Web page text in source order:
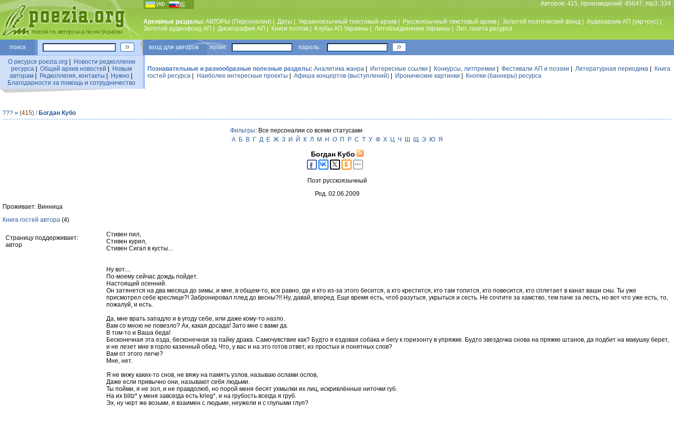
укр рус Авторов: 415, произведений: 45647, mp3: 334
Архивные разделы: АВТОРЫ (Персоналии) Даты Украиноязычный текстовый архив Русскоязычный текстовый архив Золотой поэтический фонд Аудиоархив АП (укр+рус)
Золотой аудиофонд АП
Дискография АП Книги поэтов Клубы АП Украины Литобъединения Украины Лит. газета ресурса
поиск вход для авторов логин: пароль:
О ресурсе poezia.org
Новости редколлегии
ресурса
Общий архив новостей
Новым
авторам| Редколлегия, контакты Нужно|
Благодарности за помощь и сотрудничество
Познавательные и разнообразные полезные разделы: Аналитика жанра Интересные ссылки Конкурсы, литпремии Фестивали АП и поэзии Литературная периодика
Книга
гостей ресурса
Наиболее интересные проекты Афиша концертов (выступлений) Иронические картинки Кнопки (баннеры) ресурса
??? » (415) / Богдан Кубо
Фильтры: Все персоналии со всеми статусами
А
Б В Г Д Е Ж З И Й К Л М Н О П Р С Т У Ф Х Ц Ч Ш Щ Э Ю Я
Богдан Кубо
Поэт русскоязычный
Род. 02.06.2009
Проживает: Винница
Книга гостей автора (4)
Страницу поддерживает:
автор
Стивен пил,
Стивен курил,
Стивен Сигал в кусты...
Ну вот....
По-моему сейчас дождь пойдет.
Настоящий осенний.
Он затянется на два месяца до зимы, и мне, в общем-то, все равно, где и кто из-за этого бесится, а кто крестится, кто там топится, кто повесится, кто сплетает в канат ваши сны. Ты уже
присмотрел себе креслице?! Забронировал плед до весны?!! Ну, давай, вперед. Еще время есть, чтоб разуться, укрыться и сесть. Не сочтите за хамство, тем паче за лесть, но вот что уже есть, то,
пожалуй, и есть.
Да, мне врать западло и в угоду себе, или даже кому-то назло.
Вам со мною не повезло? Ах, какая досада! Зато мне с вами да.
В том-то и Ваша беда!
Бесконечная эта езда, бесконечная за пайку драка. Самочувствие как? Будто я ездовая собака и бегу к горизонту в упряжке. Будто звездочка снова на пряжке штанов, да подбит на макушку берет,
и не лезет мне в горло казенный обед. Что, у вас и на это готов ответ, из простых и понятных слов?
Вам от этого легче?
Мне, нет.
Я не вижу каких-то снов, не вяжу на память узлов, называю ослами ослов,
Даже если привычно они, называют себя людьми.
Ты пойми, я не зол, и не правдолюб, но порой меня бесят ухмылки их лиц, искривлённые ниточки губ.
На их blitz* у меня завсегда есть krieg*, и на грубость всегда я груб.
Эх, ну черт же возьми, я взаимен с людьми, неужели и с глупыми глуп?